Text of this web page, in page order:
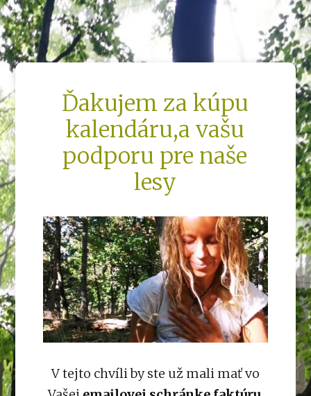
Ďakujem za kúpu
kalendáru,a vašu
podporu pre naše
lesy
V tejto chvíli by ste už mali mať vo